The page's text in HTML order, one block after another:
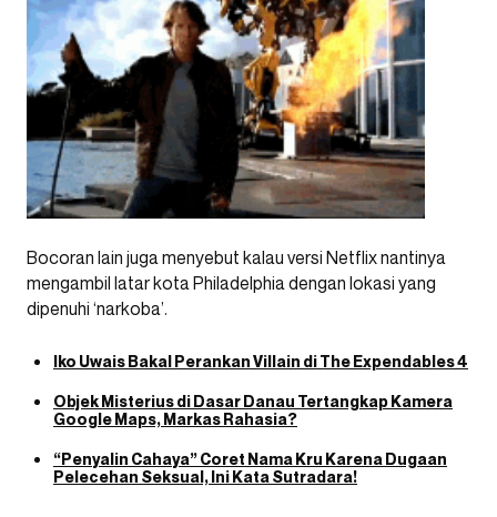
Bocoran lain juga menyebut kalau versi Netflix nantinya
mengambil latar kota Philadelphia dengan lokasi yang
dipenuhi ‘narkoba’.
Iko Uwais Bakal Perankan Villain di The Expendables 4
Objek Misterius di Dasar Danau Tertangkap Kamera
Google Maps, Markas Rahasia?
“Penyalin Cahaya” Coret Nama Kru Karena Dugaan
Pelecehan Seksual, Ini Kata Sutradara!